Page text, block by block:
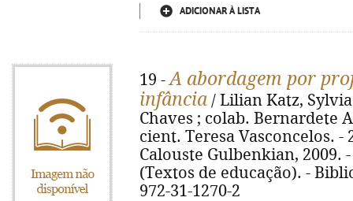
ADICIONAR À LISTA
19 -A abordagem por
infância / Lilian Katz,
Chaves ; colab. Bernardete
cient. Teresa Vasconcelos. -
Calouste Gulbenkian, 2009.
(Textos de educação). -
972-31-1270-2